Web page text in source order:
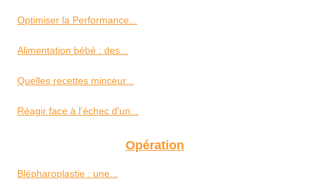
Optimiser la Performance...
Alimentation bébé : des...
Quelles recettes minceur...
Réagir face à l'échec d'un...
Opération
Blépharoplastie : une...